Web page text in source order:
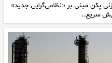
پکن مبنی بر «نظامی‌گرایی جدید»
سریع…